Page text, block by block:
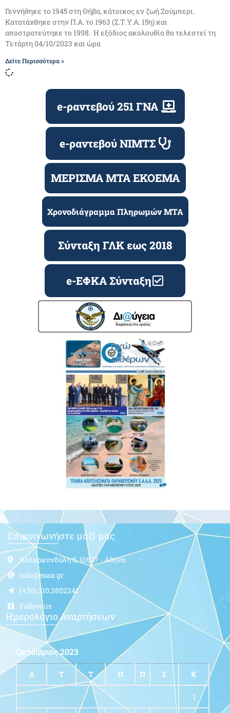
Γεννήθηκε το 1945 στη Θήβα, κάτοικος εν ζωή Ζούμπερι.
Κατατάχθηκε στην Π.Α. το 1963 (Σ.Τ.Υ.Α. 15η) και
αποστρατεύτηκε το 1998. Η εξόδιος ακολουθία θα τελεστεί τη
Τετάρτη 04/10/2023 και ώρα
Δείτε Περισσότερα »
e-ραντεβού 251 ΓΝΑ
e-ραντεβού ΝΙΜΤΣ
ΜΕΡΙΣΜΑ ΜΤΑ ΕΚΟΕΜΑ
Χρονοδιάγραμμα Πληρωμών ΜΤΑ
Σύνταξη ΓΛΚ εως 2018
e-ΕΦΚΑ Σύνταξη
Επικοινωνήστε μαζί μας
Χαλκοκονδύλη 5, 10677 - Αθήνα
info@eaaa.gr
(+30) 210.3802241
Follow us
Ημερολόγιο Αναρτήσεων
Οκτώβριος 2023
Δ Τ Τ Π Π Σ Κ
1